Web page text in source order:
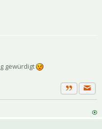
gewürdigt
Zitat